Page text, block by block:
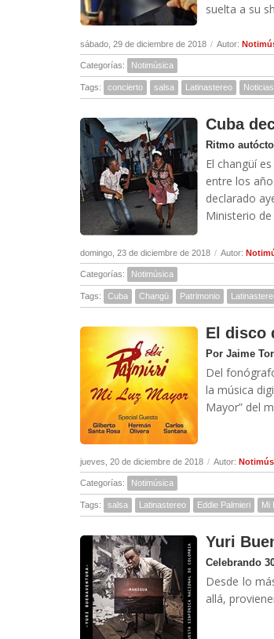
suelta a su
sábado, 29 de diciembre de 2018 / Autor:
Categorías: Notimúsica
Tags: concierto salsa Latinastereo Noticias
Cuba
Ritmo
El changüí
entre los
declarado
Ministerio de
domingo, 23 de diciembre de 2018 / Autor:
Categorías: Notimúsica
Tags: Cuba Changü Patrimonio
El disco
Por Jaime
Del
la música
Mayor” del
jueves, 20 de diciembre de 2018 / Autor:
Categorías: Notimúsica
Tags: salsa Latinastereo Eddie Palmieri Mi
Yuri
Celebrando
Desde lo
allá,